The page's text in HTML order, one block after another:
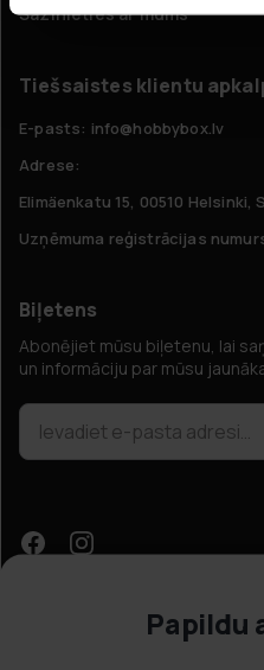
Sazinieties ar mums
Tiešsaistes klientu
E-pasts: info@hobbybox.lv
Adrese:
Elimäenkatu 15, 00510 Helsinki,
Uzņēmuma reģistrācijas
Biļetens
Abonējiet mūsu biļetenu, lai
un informāciju par mūsu
Papildu